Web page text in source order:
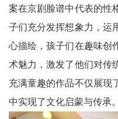
府
教
育
天
府
案在京剧脸谱中代表的性
子们充分发挥想象力，运
心描绘，孩子们在趣味创
术魅力，激发了他们对传
充满童趣的作品不仅展现
中实现了文化启蒙与传承。